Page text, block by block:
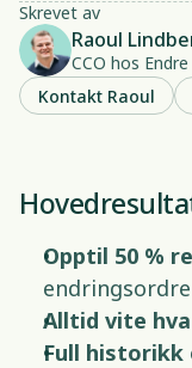
Skrevet av
Raoul
CCO hos Endre
Kontakt Raoul
Opptil 50 %
endringsordre
Alltid vite
Full historikk